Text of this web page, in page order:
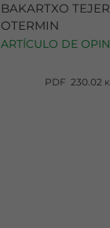
BAKARTXO
OTERMIN
ARTÍCULO DE
PDF 230.02